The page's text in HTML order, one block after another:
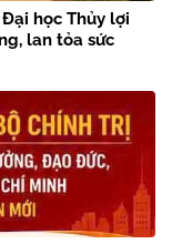
học Thủy lợi
lan tỏa sức